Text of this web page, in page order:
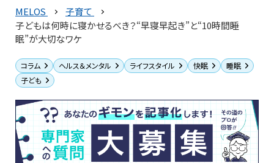
MELOS
子育て
子どもは何時に寝かせるべき？“早寝早起き”と“10時間睡
眠”が大切なワケ
コラム ヘルス＆メンタル ライフスタイル 快眠
睡眠
子ども